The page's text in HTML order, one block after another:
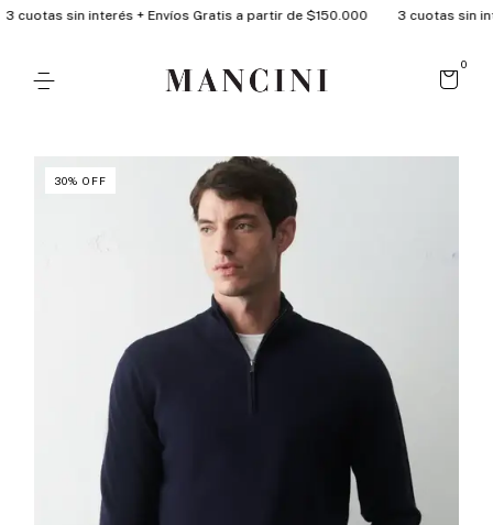
sin interés + Envíos Gratis a partir de $150.000 3 cuotas sin
0
30% OFF